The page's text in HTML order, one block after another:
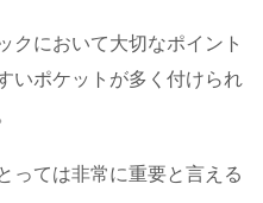
クにおいて大切なポイント
いポケットが多く付けられ
っては非常に重要と言える